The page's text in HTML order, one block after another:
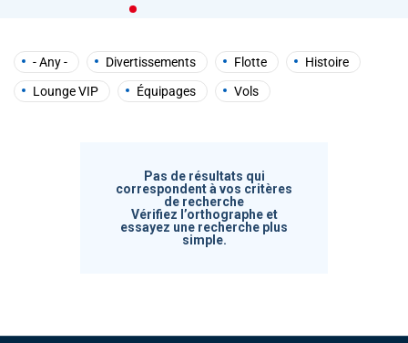
and
interact
with
the
content.
- Any - Divertissements Flotte
Histoire
Lounge VIP
Équipages Vols
Pas de résultats qui
correspondent à vos critères
de recherche
Vérifiez l’orthographe et
essayez une recherche plus
simple.